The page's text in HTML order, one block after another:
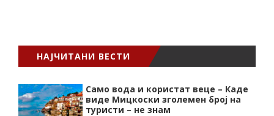
НАЈЧИТАНИ ВЕСТИ
Само вода и користат веце – Каде
виде Мицкоски зголемен број на
туристи – не знам